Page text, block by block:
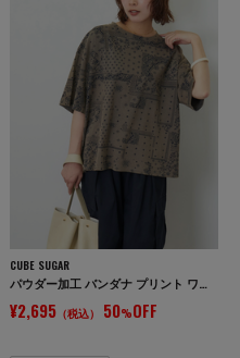
CUBE SUGAR
パウダー加工 バンダナ プリント ワイド Tシャツ
¥2,695（税込） 50%OFF